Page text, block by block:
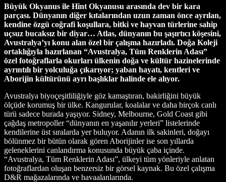
Büyük Okyanus ile Hint Okyanusu arasında dev bir kara
parçası. Dünyanın diğer kıtalarından uzun zaman önce ayrılan,
kendine özgü coğrafi koşullara, bitki ve hayvan türlerine sahip
uçsuz bucaksız bir diyar… Atlas, dünyanın bu şaşırtıcı köşesini,
Avustralya’yı konu alan özel bir çalışma hazırladı. Doğa Koleji
ortaklığıyla hazırlanan “Avustralya, Tüm Renklerin Adası”
özel fotoğraflarla okurları ülkenin doğa ve kültür hazinelerinde
ayrıntılı bir yolculuğa çıkarıyor; yaban hayatı, kentleri ve
Aborijin kültürünü ayrı başlıklar halinde ele alıyor.
Avustralya biyoçeşitliliğiyle göz kamaştıran, bakirliğini büyük
ölçüde korumuş bir ülke. Kangurular, koalalar ve daha birçok canlı
türü sadece burada yaşıyor. Sidney, Melbourne, Gold Coast gibi
çağdaş metropoller “dünyanın en yaşanılır yerleri” listelerinde
kendilerine üst sıralarda yer buluyor. Adanın ilk sakinleri, doğayı
bölünmez bir bütün olarak gören Aborijinler ise son yıllarda
geleneklerini canlandırma konusunda büyük çaba içinde.
“Avustralya, Tüm Renklerin Adası”, ülkeyi tüm yönleriyle anlatan
fotoğraflardan oluşan benzersiz bir görsel kaynak. Bu özel çalışma
D&R mağazalarında ve havaalanlarında.